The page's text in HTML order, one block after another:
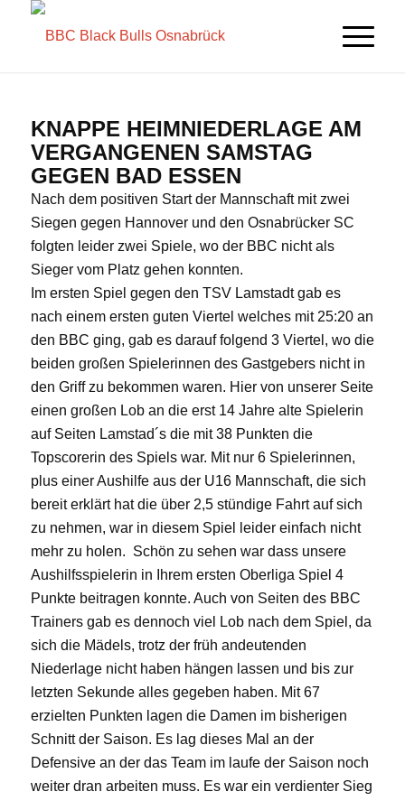
KNAPPE HEIMNIEDERLAGE AM
VERGANGENEN SAMSTAG
GEGEN BAD ESSEN
Nach dem positiven Start der Mannschaft mit zwei
Siegen gegen Hannover und den Osnabrücker SC
folgten leider zwei Spiele, wo der BBC nicht als
Sieger vom Platz gehen konnten.
Im ersten Spiel gegen den TSV Lamstadt gab es
nach einem ersten guten Viertel welches mit 25:20 an
den BBC ging, gab es darauf folgend 3 Viertel, wo die
beiden großen Spielerinnen des Gastgebers nicht in
den Griff zu bekommen waren. Hier von unserer Seite
einen großen Lob an die erst 14 Jahre alte Spielerin
auf Seiten Lamstad´s die mit 38 Punkten die
Topscorerin des Spiels war. Mit nur 6 Spielerinnen,
plus einer Aushilfe aus der U16 Mannschaft, die sich
bereit erklärt hat die über 2,5 stündige Fahrt auf sich
zu nehmen, war in diesem Spiel leider einfach nicht
mehr zu holen. Schön zu sehen war dass unsere
Aushilfsspielerin in Ihrem ersten Oberliga Spiel 4
Punkte beitragen konnte. Auch von Seiten des BBC
Trainers gab es dennoch viel Lob nach dem Spiel, da
sich die Mädels, trotz der früh andeutenden
Niederlage nicht haben hängen lassen und bis zur
letzten Sekunde alles gegeben haben. Mit 67
erzielten Punkten lagen die Damen im bisherigen
Schnitt der Saison. Es lag dieses Mal an der
Defensive an der das Team im laufe der Saison noch
weiter dran arbeiten muss. Es war ein verdienter Sieg